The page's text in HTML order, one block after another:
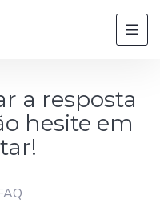
a resposta
hesite em